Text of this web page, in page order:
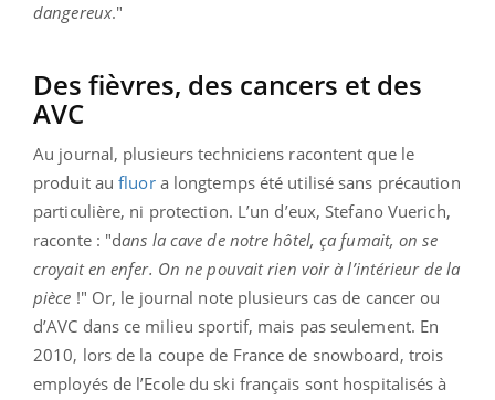
dangereux."
Des fièvres, des cancers et des
AVC
Au journal, plusieurs techniciens racontent que le
produit aufluora longtemps été utilisé sans précaution
particulière, ni protection. L’un d’eux, Stefano Vuerich,
raconte : "dans la cave de notre hôtel, ça fumait, on se
croyait en enfer. On ne pouvait rien voir à l’intérieur de la
pièce !" Or, le journal note plusieurs cas de cancer ou
d’AVC dans ce milieu sportif, mais pas seulement. En
2010, lors de la coupe de France de snowboard, trois
employés de l’Ecole du ski français sont hospitalisés à